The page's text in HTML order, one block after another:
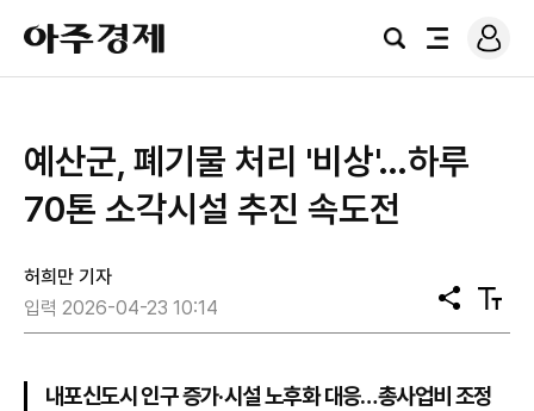
아
주
경
검
전
로
그
예산군, 폐기물 처리 '비상'…하루
70톤 소각시설 추진 속도전
허희만 기자
입력 2026-04-23 10:14
공
유
텍
스
기
내포신도시 인구 증가·시설 노후화 대응…총사업비 조정